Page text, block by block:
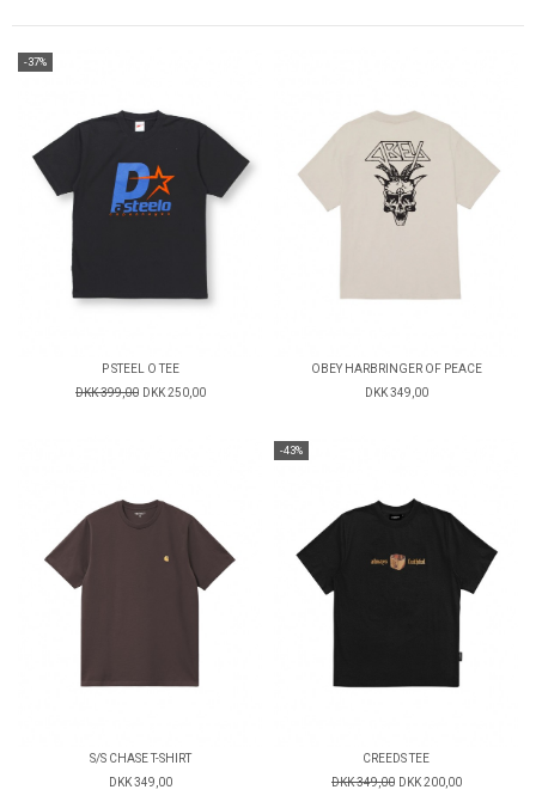
-37%
P STEEL O TEE
DKK 399,00 DKK 250,00
OBEY HARBRINGER OF PEACE
DKK 349,00
S/S CHASE T-SHIRT
DKK 349,00
-43%
CREEDS TEE
DKK 349,00 DKK 200,00